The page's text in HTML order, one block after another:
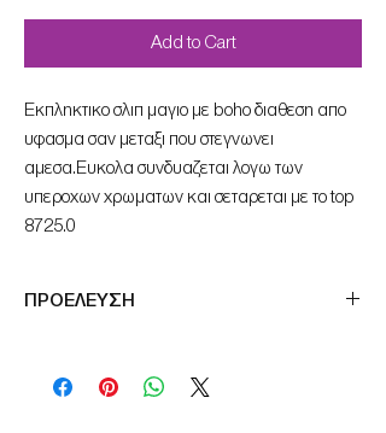
Add to Cart
Εκπληκτικο σλιπ μαγιο με boho διαθεση απο
υφασμα σαν μεταξι που στεγνωνει
αμεσα.Ευκολα συνδυαζεται λογω των
υπεροχων χρωματων και σεταρεται με το top
8725.0
ΠΡΟΕΛΕΥΣΗ